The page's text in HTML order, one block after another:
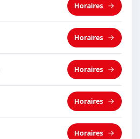
Horaires
Horaires
Horaires
Horaires
Horaires